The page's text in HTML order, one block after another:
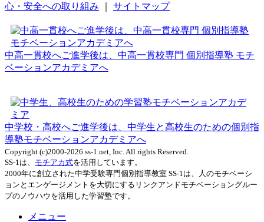
心・安全への取り組み
サイトマップ
中高一貫校へご進学後は、中高一貫校専門 個別指導塾 モチ
ベーションアカデミアへ
中学校・高校へご進学後は、中学生と高校生のための個別指
導塾モチベーションアカデミアへ
Copyright (c)2000-2026 ss-1.net, Inc. All rights Reserved.
SS-1は、 モチアカ式を活用しています。
2000年に創立された中学受験専門個別指導教室 SS-1は、人のモチベーシ
ョンとエンゲージメントを大切にするリンクアンドモチベーショングルー
プのノウハウを活用した学習塾です。
メニュー